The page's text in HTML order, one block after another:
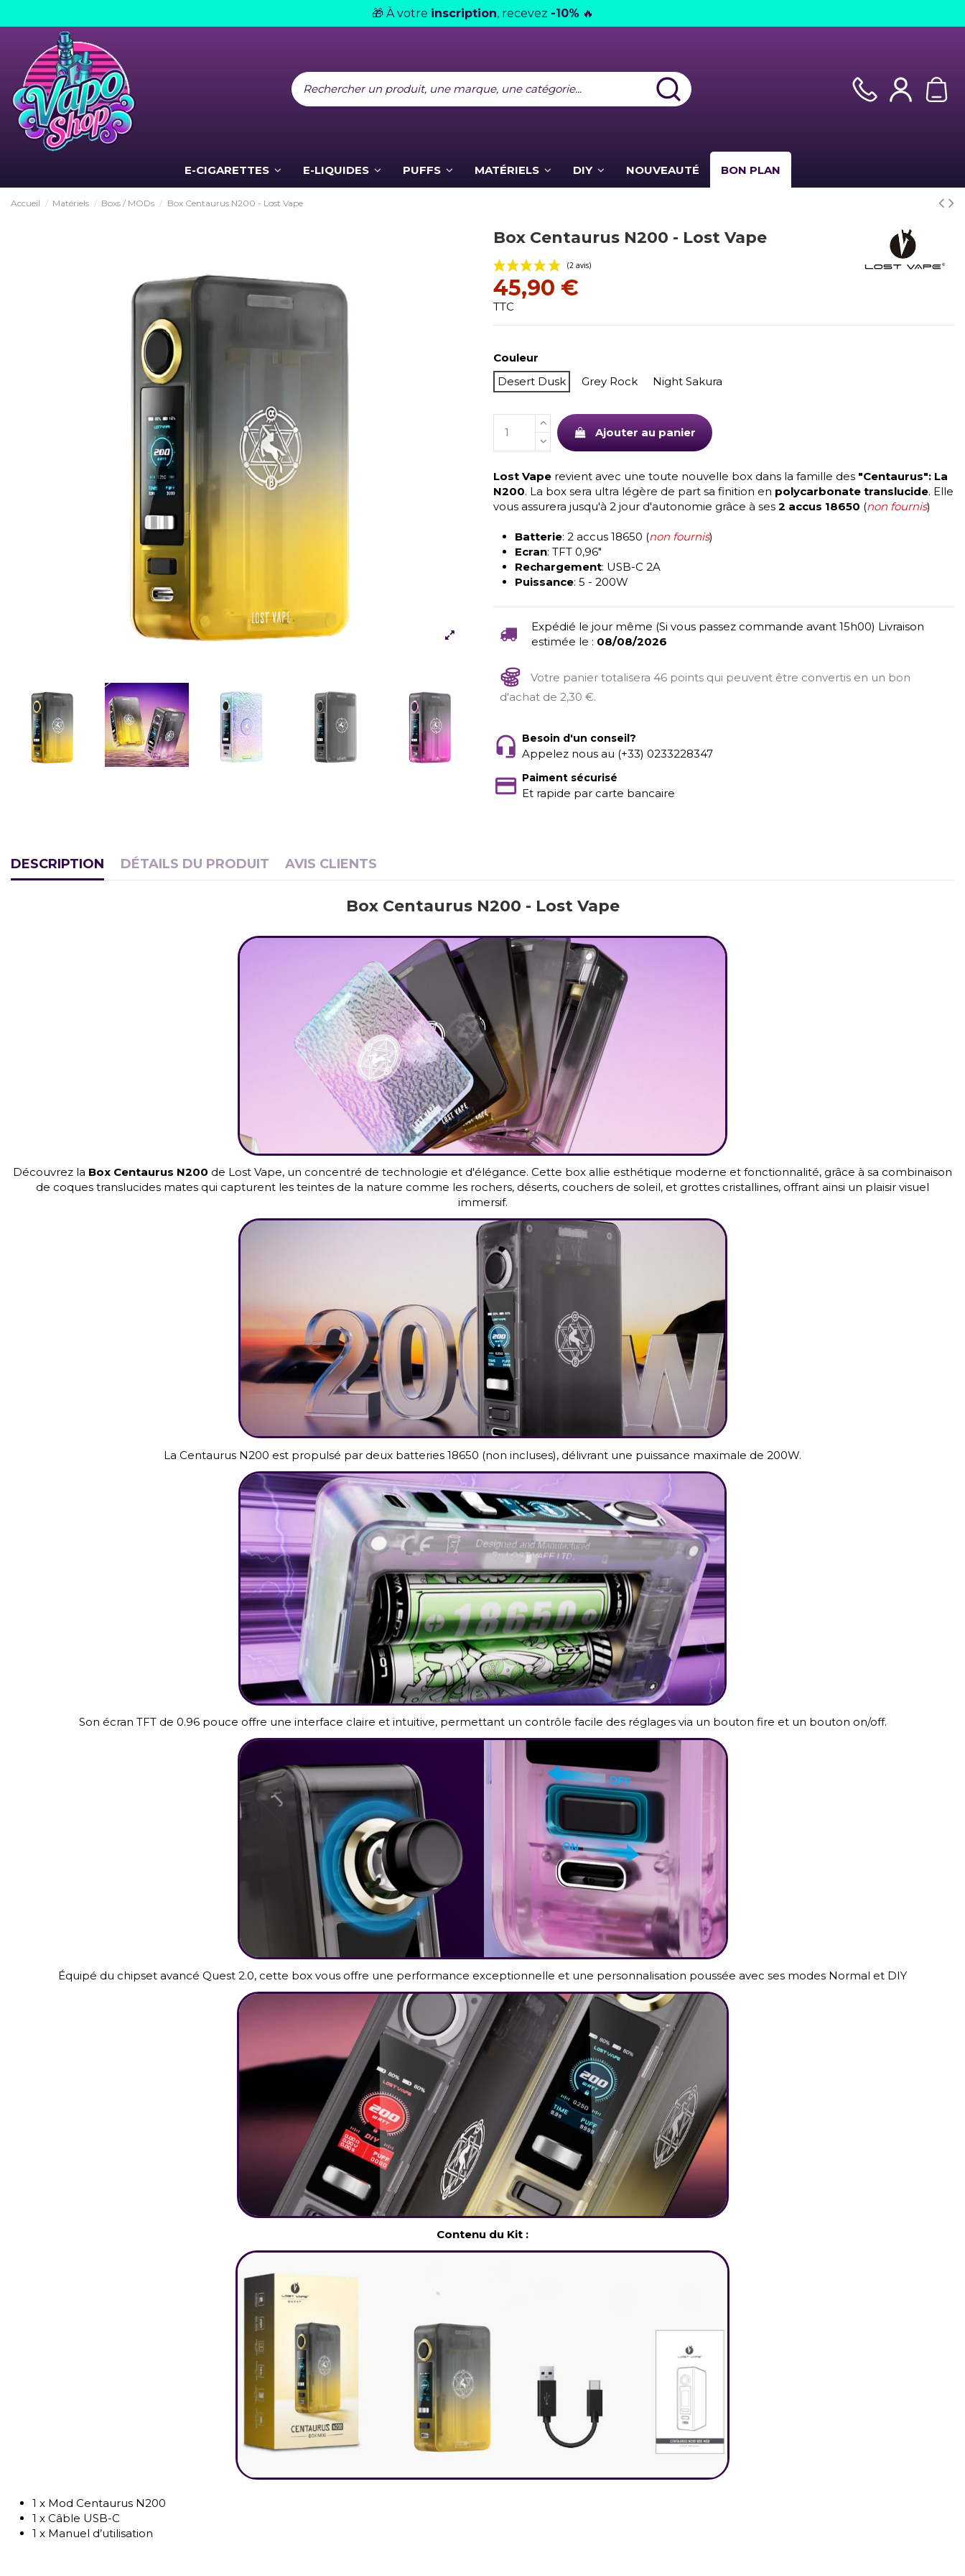
🎁 À votre inscription, recevez -10% 🔥
E-CIGARETTES E-LIQUIDES PUFFS MATÉRIELS DIY NOUVEAUTÉ BON PLAN
Accueil Matériels Boxs / MODs Box Centaurus N200 - Lost Vape
Box Centaurus N200 - Lost Vape
45,90 €
TTC
Couleur
Desert Dusk
Grey Rock Night Sakura
Ajouter au panier
Lost Vape revient avec une toute nouvelle box dans la famille des "Centaurus": La
N200. La box sera ultra légère de part sa finition en polycarbonate translucide. Elle
vous assurera jusqu'à 2 jour d'autonomie grâce à ses 2 accus 18650 (non fournis)
Batterie: 2 accus 18650 (non fournis)
Ecran: TFT 0,96"
Rechargement: USB-C 2A
Puissance: 5 - 200W
Expédié le jour même (Si vous passez commande avant 15h00) Livraison
estimée le : 08/08/2026
Votre panier totalisera 46 points qui peuvent être convertis en un bon
d'achat de 2,30 €.
Besoin d'un conseil?
Appelez nous au (+33) 0233228347
Paiment sécurisé
Et rapide par carte bancaire
DESCRIPTION DÉTAILS DU PRODUIT AVIS CLIENTS
Box Centaurus N200 - Lost Vape
Découvrez la Box Centaurus N200 de Lost Vape, un concentré de technologie et d'élégance. Cette box allie esthétique moderne et fonctionnalité, grâce à sa combinaison
de coques translucides mates qui capturent les teintes de la nature comme les rochers, déserts, couchers de soleil, et grottes cristallines, offrant ainsi un plaisir visuel
immersif.
La Centaurus N200 est propulsé par deux batteries 18650 (non incluses), délivrant une puissance maximale de 200W.
Son écran TFT de 0.96 pouce offre une interface claire et intuitive, permettant un contrôle facile des réglages via un bouton fire et un bouton on/off.
Équipé du chipset avancé Quest 2.0, cette box vous offre une performance exceptionnelle et une personnalisation poussée avec ses modes Normal et DIY
Contenu du Kit :
1 x Mod Centaurus N200
1 x Câble USB-C
1 x Manuel d’utilisation